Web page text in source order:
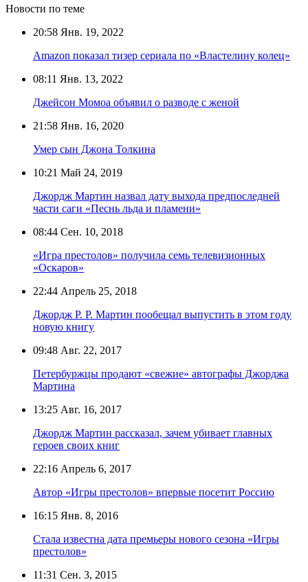
Новости по теме
20:58 Янв. 19, 2022
Amazon показал тизер сериала по «Властелину колец»
08:11 Янв. 13, 2022
Джейсон Момоа объявил о разводе с женой
21:58 Янв. 16, 2020
Умер сын Джона Толкина
10:21 Май 24, 2019
Джордж Мартин назвал дату выхода предпоследней
части саги «Песнь льда и пламени»
08:44 Сен. 10, 2018
«Игра престолов» получила семь телевизионных
«Оскаров»
22:44 Апрель 25, 2018
Джордж Р. Р. Мартин пообещал выпустить в этом году
новую книгу
09:48 Авг. 22, 2017
Петербуржцы продают «свежие» автографы Джорджа
Мартина
13:25 Авг. 16, 2017
Джордж Мартин рассказал, зачем убивает главных
героев своих книг
22:16 Апрель 6, 2017
Автор «Игры престолов» впервые посетит Россию
16:15 Янв. 8, 2016
Стала известна дата премьеры нового сезона «Игры
престолов»
11:31 Сен. 3, 2015